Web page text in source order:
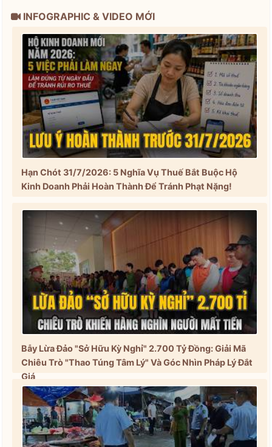
INFOGRAPHIC & VIDEO MỚI
Hạn Chót 31/7/2026: 5 Nghĩa Vụ Thuế Bắt Buộc Hộ
Kinh Doanh Phải Hoàn Thành Để Tránh Phạt Nặng!
Bẫy Lừa Đảo "Sở Hữu Kỳ Nghỉ" 2.700 Tỷ Đồng: Giải Mã
Chiêu Trò "Thao Túng Tâm Lý" Và Góc Nhìn Pháp Lý Đắt
Giá